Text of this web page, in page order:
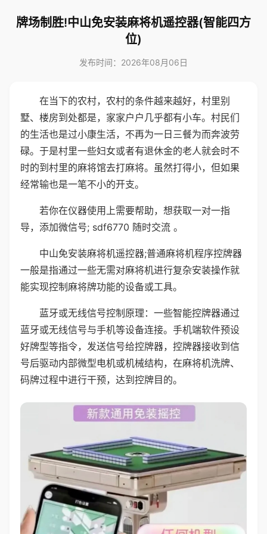
牌场制胜!中山免安装麻将机遥控器(智能四方
位)
发布时间：2026年08月06日
在当下的农村，农村的条件越来越好，村里别
墅、楼房到处都是，家家户户几乎都有小车。村民们
的生活也是过小康生活，不再为一日三餐为而奔波劳
碌。于是村里一些妇女或者有退休金的老人就会时不
时的到村里的麻将馆去打麻将。虽然打得小，但如果
经常输也是一笔不小的开支。
若你在仪器使用上需要帮助，想获取一对一指
导，添加微信号; sdf6770 随时交流 。
中山免安装麻将机遥控器;普通麻将机程序控牌器
一般是指通过一些无需对麻将机进行复杂安装操作就
能实现控制麻将牌功能的设备或工具。
蓝牙或无线信号控制原理：一些智能控牌器通过
蓝牙或无线信号与手机等设备连接。手机端软件预设
好牌型等指令，发送信号给控牌器，控牌器接收到信
号后驱动内部微型电机或机械结构，在麻将机洗牌、
码牌过程中进行干预，达到控牌目的。